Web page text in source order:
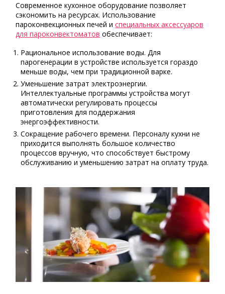
Современное кухонное оборудование позволяет
сэкономить на ресурсах. Использование
пароконвекционных печей испециальных аксессуаров
для пароконвектоматов обеспечивает:
Рациональное использование воды. Для
парогенерации в устройстве используется гораздо
меньше воды, чем при традиционной варке.
Уменьшение затрат электроэнергии.
Интеллектуальные программы устройства могут
автоматически регулировать процессы
приготовления для поддержания
энергоэффективности.
Сокращение рабочего времени. Персоналу кухни не
приходится выполнять большое количество
процессов вручную, что способствует быстрому
обслуживанию и уменьшению затрат на оплату труда.